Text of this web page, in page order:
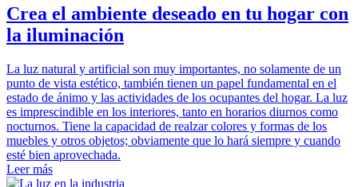
Crea el ambiente deseado en tu hogar con
la iluminación
La luz natural y artificial son muy importantes, no solamente de un
punto de vista estético, también tienen un papel fundamental en el
estado de ánimo y las actividades de los ocupantes del hogar. La luz
es imprescindible en los interiores, tanto en horarios diurnos como
nocturnos. Tiene la capacidad de realzar colores y formas de los
muebles y otros objetos; obviamente que lo hará siempre y cuando
esté bien aprovechada.
Leer más